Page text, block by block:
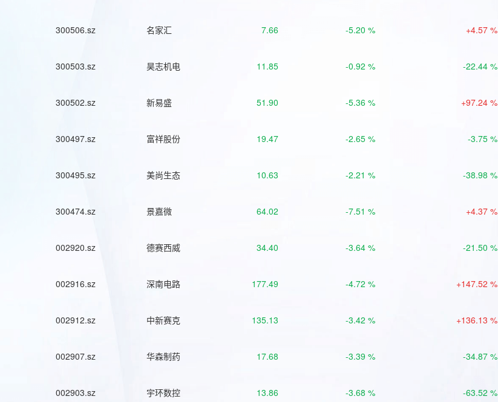
300506.sz 名家汇 7.66 -5.20 % +4.57 %
300503.sz 昊志机电 11.85 -0.92 % -22.44 %
300502.sz 新易盛 51.90 -5.36 % +97.24 %
300497.sz 富祥股份 19.47 -2.65 % -3.75 %
300495.sz 美尚生态 10.63 -2.21 % -38.98 %
300474.sz 景嘉微 64.02 -7.51 % +4.37 %
002920.sz 德赛西威 34.40 -3.64 % -21.50 %
002916.sz 深南电路 177.49 -4.72 % +147.52 %
002912.sz 中新赛克 135.13 -3.42 % +136.13 %
002907.sz 华森制药 17.68 -3.39 % -34.87 %
002903.sz 宇环数控 13.86 -3.68 % -63.52 %